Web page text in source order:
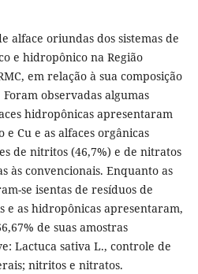
alface oriundas dos sistemas de
e hidropônico na Região
em relação à sua composição
observadas algumas
hidropônicas apresentaram
e Cu e as alfaces orgânicas
de nitritos (46,7%) e de nitratos
às convencionais. Enquanto as
se isentas de resíduos de
e as hidropônicas apresentaram,
de suas amostras
Lactuca sativa L., controle de
nitritos e nitratos.